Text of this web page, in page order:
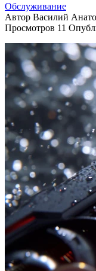
Обслуживание
Автор Василий
Просмотров 11